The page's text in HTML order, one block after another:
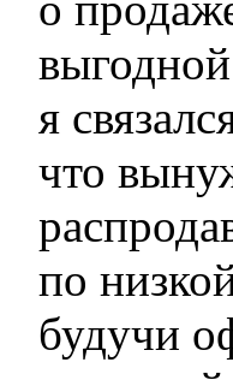
я
что
по
будучи